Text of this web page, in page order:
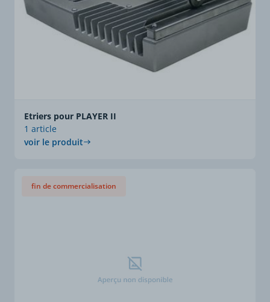
Etriers pour PLAYER II
1 article
voir le produit
fin de commercialisation